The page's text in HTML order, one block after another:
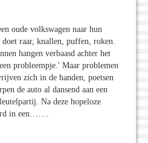
oude volkswagen naar hun
raar, knallen, puffen, roken.
hangen verbaasd achter het
probleempje.' Maar problemen
zich in de handen, poetsen
de auto al dansend aan een
Na deze hopeloze
in een…….